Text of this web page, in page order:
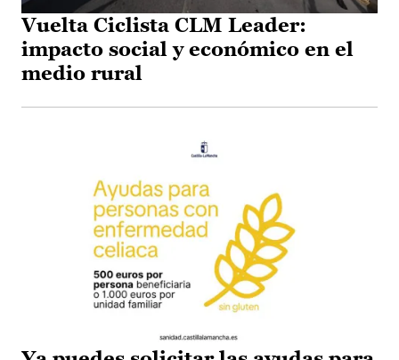
Vuelta Ciclista CLM Leader:
impacto social y económico en el
medio rural